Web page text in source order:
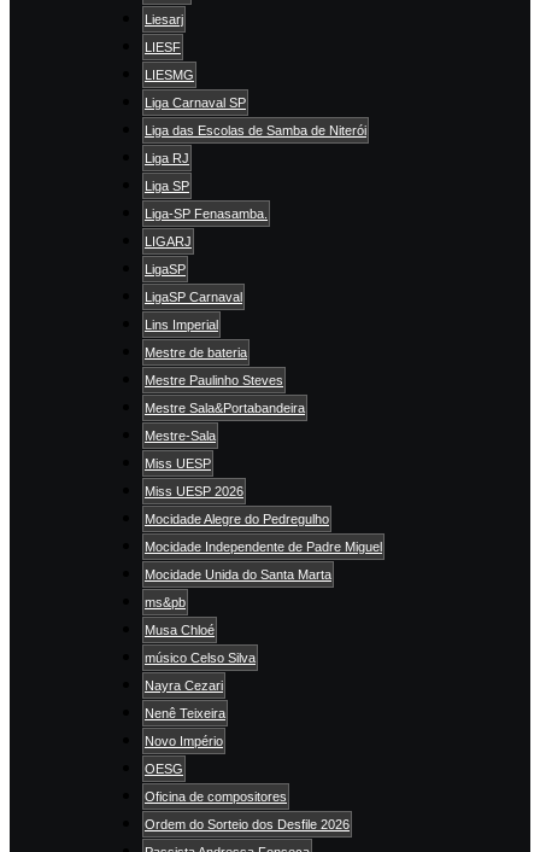
Liesarj
LIESF
LIESMG
Liga Carnaval SP
Liga das Escolas de Samba de Niterói
Liga RJ
Liga SP
Liga-SP Fenasamba.
LIGARJ
LigaSP
LigaSP Carnaval
Lins Imperial
Mestre de bateria
Mestre Paulinho Steves
Mestre Sala&Portabandeira
Mestre-Sala
Miss UESP
Miss UESP 2026
Mocidade Alegre do Pedregulho
Mocidade Independente de Padre Miguel
Mocidade Unida do Santa Marta
ms&pb
Musa Chloé
músico Celso Silva
Nayra Cezari
Nenê Teixeira
Novo Império
OESG
Oficina de compositores
Ordem do Sorteio dos Desfile 2026